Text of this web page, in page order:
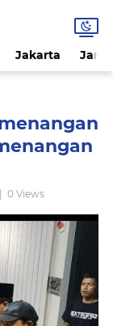
Jakarta
0 Views